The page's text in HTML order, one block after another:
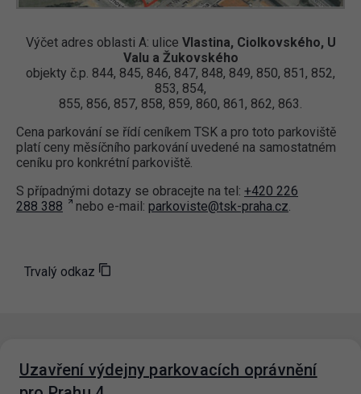
Výčet adres oblasti A: ulice Vlastina, Ciolkovského, U
Valu a Žukovského
objekty č.p. 844, 845, 846, 847, 848, 849, 850, 851, 852,
853, 854,
855, 856, 857, 858, 859, 860, 861, 862, 863.
Cena parkování se řídí ceníkem TSK a pro toto parkoviště
platí ceny měsíčního parkování uvedené na samostatném
ceníku pro konkrétní parkoviště.
S případnými dotazy se obracejte na tel: +420 226
288 388
nebo e-mail: parkoviste@tsk-praha.cz.
Trvalý odkaz
Uzavření výdejny parkovacích oprávnění